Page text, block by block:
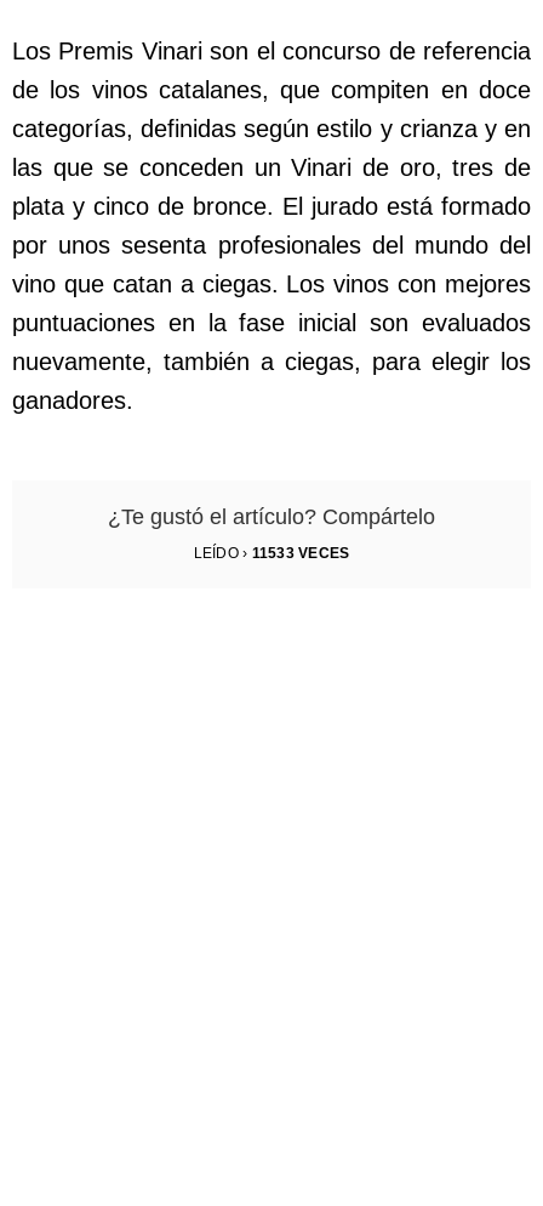
Los Premis Vinari son el concurso de referencia
de los vinos catalanes, que compiten en doce
categorías, definidas según estilo y crianza y en
las que se conceden un Vinari de oro, tres de
plata y cinco de bronce. El jurado está formado
por unos sesenta profesionales del mundo del
vino que catan a ciegas. Los vinos con mejores
puntuaciones en la fase inicial son evaluados
nuevamente, también a ciegas, para elegir los
ganadores.
¿Te gustó el artículo? Compártelo
LEÍDO › 11533VECES